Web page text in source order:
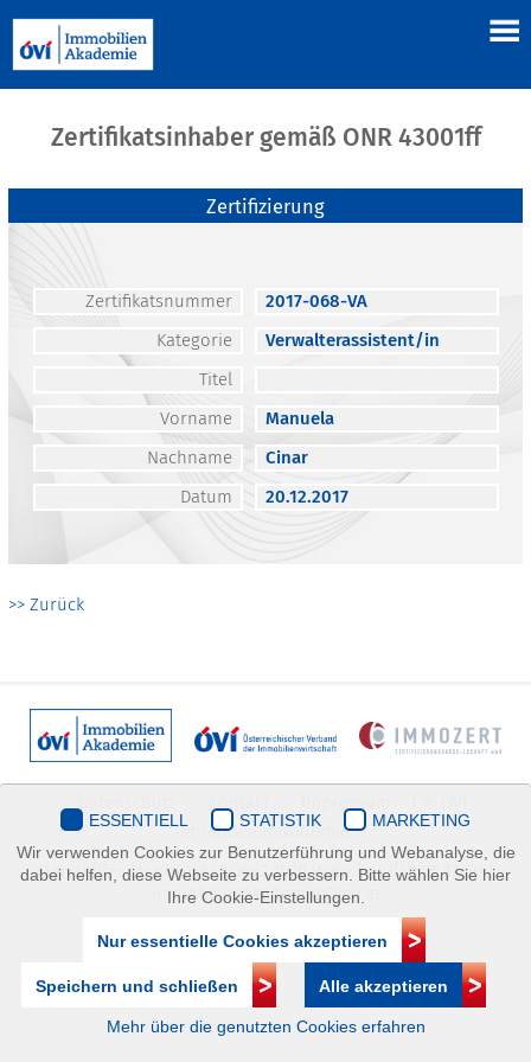
Zertifikatsinhaber gemäß ONR 43001ff
Zertifizierung
Zertifikatsnummer
2017-068-VA
Kategorie
Verwalterassistent/in
Titel
Vorname
Manuela
Nachname
Cinar
Datum
20.12.2017
>> Zurück
Immobilienakademie
Mariahilfer Straße 116/2.OG/2 1070 Wien | +43(1)505 32 50 |
immobilienakademie@ovi.at
ESSENTIELL STATISTIK
MARKETING
Wir verwenden Cookies zur Benutzerführung und Webanalyse, die
dabei helfen, diese Webseite zu verbessern. Bitte wählen Sie hier
Ihre Cookie-Einstellungen.
Nur essentielle Cookies akzeptieren
Speichern und schließen Alle akzeptieren
Mehr über die genutzten Cookies erfahren